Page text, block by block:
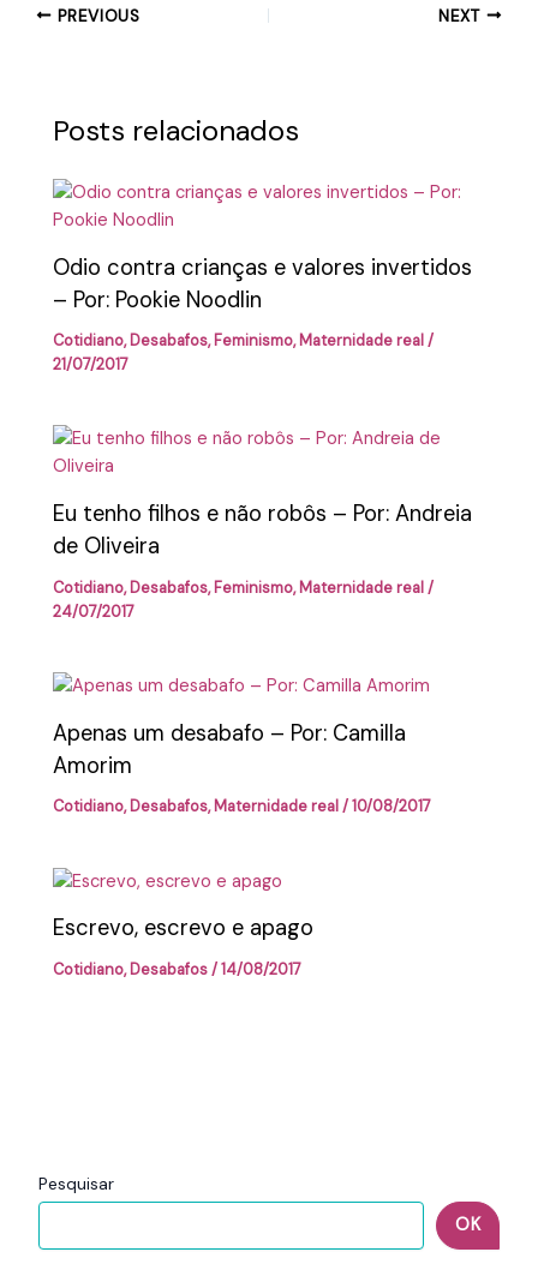
Pesquisar
OK
PREVIOUS NEXT
Posts relacionados
Odio contra crianças e valores invertidos
– Por: Pookie Noodlin
Cotidiano,Desabafos,Feminismo,Maternidade real/
21/07/2017
Eu tenho filhos e não robôs – Por: Andreia
de Oliveira
Cotidiano,Desabafos,Feminismo,Maternidade real/
24/07/2017
Apenas um desabafo – Por: Camilla
Amorim
Cotidiano,Desabafos,Maternidade real/10/08/2017
Escrevo, escrevo e apago
Cotidiano,Desabafos/14/08/2017